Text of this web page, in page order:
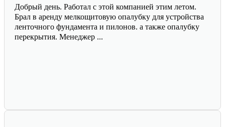
Добрый день. Работал с этой компанией этим летом.
Брал в аренду мелкощитовую опалубку для устройства
ленточного фундамента и пилонов. а также опалубку
перекрытия. Менеджер ...